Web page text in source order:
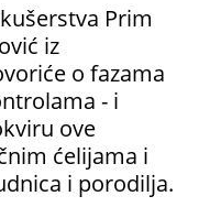
Prim
iz
o fazama
- i
ove
ćelijama i
i porodilja.